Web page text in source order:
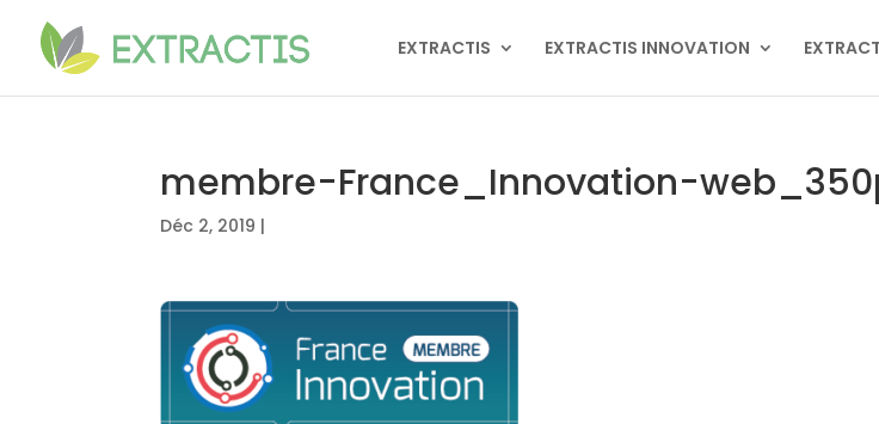
EXTRACTIS EXTRACTIS INNOVATION
membre-France_Innovation-
Déc 2, 2019 |